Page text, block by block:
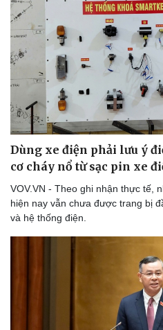
Dùng xe điện phải lưu ý
cơ cháy nổ từ sạc pin xe
VOV.VN - Theo ghi nhận thực tế,
hiện nay vẫn chưa được trang bị
và hệ thống điện.